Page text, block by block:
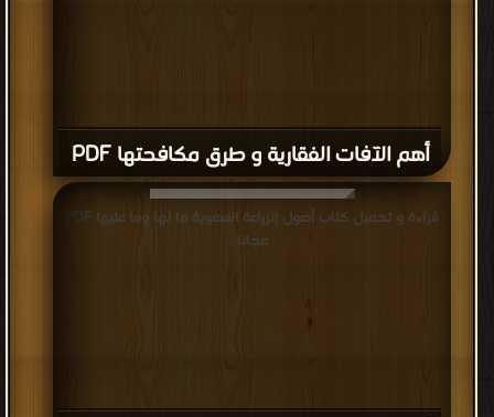
أهم الآفات الفقارية و طرق مكافحتها PDF
قراءة و تحميل كتاب أصول الزراعة العضوية ما لها وما عليها PDF
مجانا